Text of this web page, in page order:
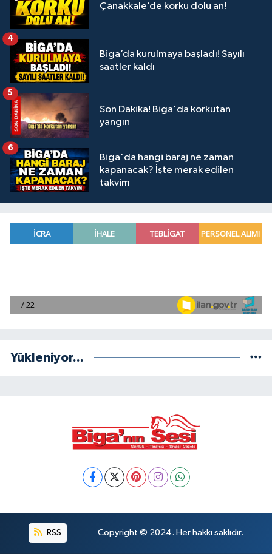
Çanakkale’de korku dolu an!
Biga’da kurulmaya başladı! Sayılı
saatler kaldı
4
Son Dakika! Biga'da korkutan
yangın
5
Biga'da hangi baraj ne zaman
kapanacak? İşte merak edilen
takvim
6
Yükleniyor...
RSS Copyright © 2024. Her hakkı saklıdır.